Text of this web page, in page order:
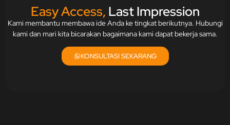
Easy Access, Last Impression
Kami membantu membawa ide Anda ke tingkat berikutnya. Hubungi
kami dan mari kita bicarakan bagaimana kami dapat bekerja sama.
KONSULTASI SEKARANG